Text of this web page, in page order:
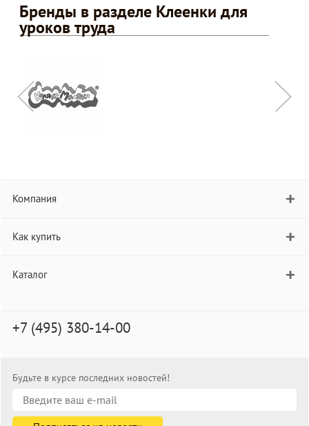
Бренды в разделе Клеенки для
уроков труда
Компания
Как купить
Каталог
+7 (495) 380-14-00
Будьте в курсе последних новостей!